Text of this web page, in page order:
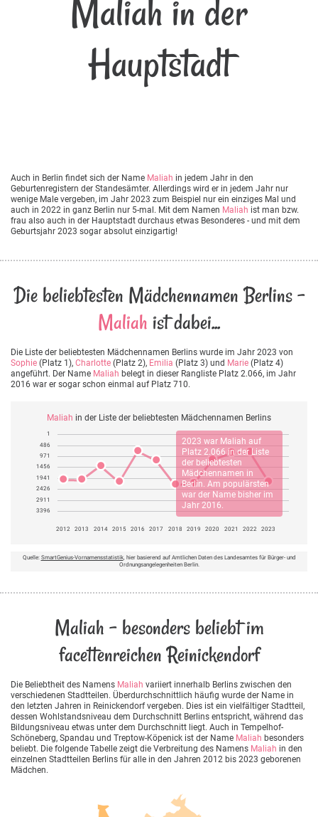
Maliah in der
Hauptstadt
Auch in Berlin findet sich der Name Maliah in jedem Jahr in den
Geburtenregistern der Standesämter. Allerdings wird er in jedem Jahr nur
wenige Male vergeben, im Jahr 2023 zum Beispiel nur ein einziges Mal und
auch in 2022 in ganz Berlin nur 5-mal. Mit dem Namen Maliah ist man bzw.
frau also auch in der Hauptstadt durchaus etwas Besonderes - und mit dem
Geburtsjahr 2023 sogar absolut einzigartig!
Die beliebtesten Mädchennamen Berlins -
Maliah ist dabei...
Die Liste der beliebtesten Mädchennamen Berlins wurde im Jahr 2023 von
Sophie (Platz 1), Charlotte (Platz 2), Emilia (Platz 3) und Marie (Platz 4)
angeführt. Der Name Maliah belegt in dieser Rangliste Platz 2.066, im Jahr
2016 war er sogar schon einmal auf Platz 710.
Maliah in der Liste der beliebtesten Mädchennamen Berlins
2023 war Maliah auf
Platz 2.066 in der Liste
der beliebtesten
Mädchennamen in
Berlin. Am populärsten
war der Name bisher im
Jahr 2016.
1
486
971
1456
1941
2426
2911
3396
2012 2013 2014 2015 2016 2017 2018 2019 2020 2021 2022 2023
Quelle: SmartGenius-Vornamensstatistik, hier basierend auf Amtlichen Daten des Landesamtes für Bürger- und
Ordnungsangelegenheiten Berlin.
Maliah - besonders beliebt im
facettenreichen Reinickendorf
Die Beliebtheit des Namens Maliah variiert innerhalb Berlins zwischen den
verschiedenen Stadtteilen. Überdurchschnittlich häufig wurde der Name in
den letzten Jahren in Reinickendorf vergeben. Dies ist ein vielfältiger Stadtteil,
dessen Wohlstandsniveau dem Durchschnitt Berlins entspricht, während das
Bildungsniveau etwas unter dem Durchschnitt liegt. Auch in Tempelhof-
Schöneberg, Spandau und Treptow-Köpenick ist der Name Maliah besonders
beliebt. Die folgende Tabelle zeigt die Verbreitung des Namens Maliah in den
einzelnen Stadtteilen Berlins für alle in den Jahren 2012 bis 2023 geborenen
Mädchen.